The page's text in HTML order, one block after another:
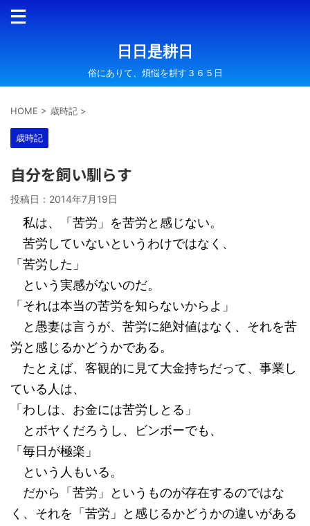
日日是耕日
俗にありて、煩悩を耕す３６５日
HOME > 歳時記 >
歳時記
自分を飼い馴らす
投稿日： 2014年7月19日
私は、「苦労」を苦労と感じない。
苦労していないというわけではなく、
「苦労した」
という実感がないのだ。
「それは本当の苦労を知らないからよ」
と愚妻は言うが、苦労に絶対値はなく、それを苦
労と感じるかどうかである。
たとえば、客観的に見て大金持ちだって、事業し
ている人は、
「わしは、お金には苦労しとる」
とボヤくだろうし、ビンボーでも、
「毎日が極楽」
という人もいる。
だから「苦労」というものが存在するのではな
く、それを「苦労」と感じるかどうかの違いがある